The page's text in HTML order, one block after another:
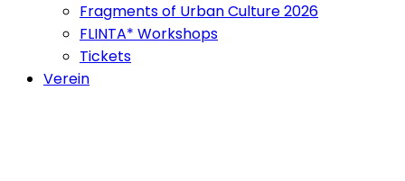
Fragments of Urban Culture 2026
FLINTA* Workshops
Tickets
Verein